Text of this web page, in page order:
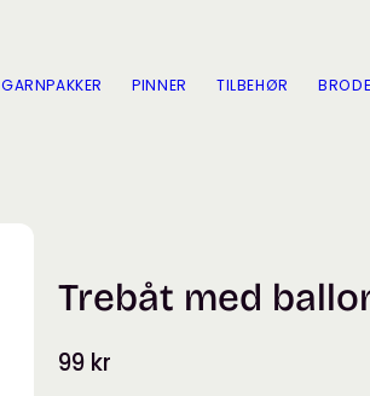
GARNPAKKER PINNER TILBEHØR
Trebåt med
99 kr